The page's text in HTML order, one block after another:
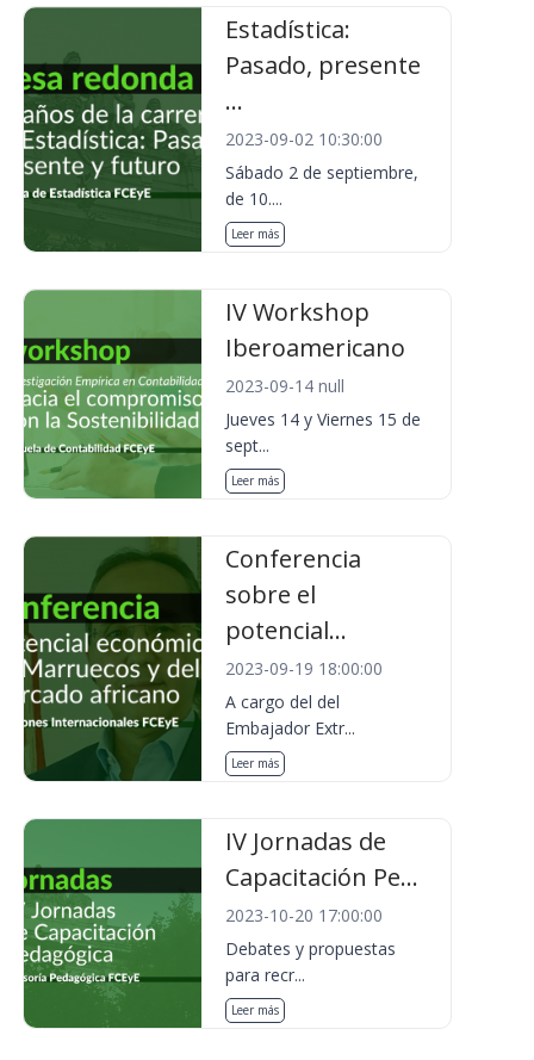
Estadística:
Pasado, presente
...
2023-09-02 10:30:00
Sábado 2 de septiembre,
de 10....
Leer más
IV Workshop
Iberoamericano
2023-09-14 null
Jueves 14 y Viernes 15 de
sept...
Leer más
Conferencia
sobre el
potencial...
2023-09-19 18:00:00
A cargo del del
Embajador Extr...
Leer más
IV Jornadas de
Capacitación Pe...
2023-10-20 17:00:00
Debates y propuestas
para recr...
Leer más